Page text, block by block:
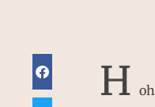
H